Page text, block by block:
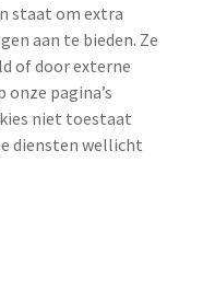
staat om extra
aan te bieden. Ze
of door externe
onze pagina’s
niet toestaat
diensten wellicht